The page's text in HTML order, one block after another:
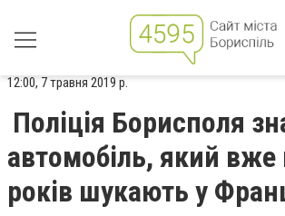
12:00, 7 травня 2019 р.
Поліція Борисполя
автомобіль, який вже
років шукають у